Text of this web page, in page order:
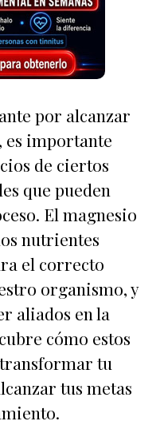
por alcanzar
es importante
de ciertos
que pueden
El magnesio
nutrientes
el correcto
organismo, y
aliados en la
cómo estos
tu
tus metas